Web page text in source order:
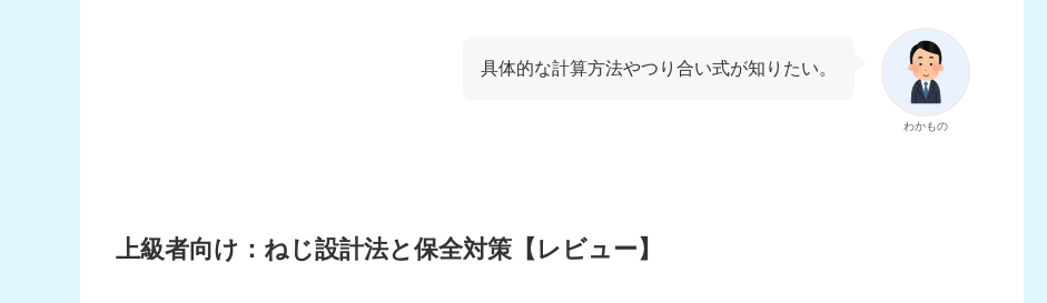
わかもの
具体的な計算方法やつり合い式が知りたい。
上級者向け：ねじ設計法と保全対策【レビュー】